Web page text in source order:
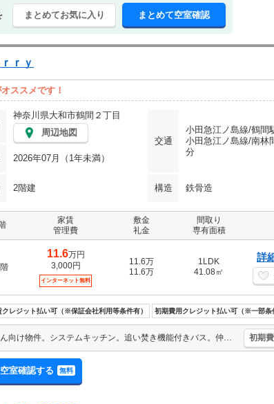
まとめてお気に入り まとめて空室確認
ｒｙ
ススメです！
神奈川県大和市鶴間２丁目
周辺地図
交通
小田急江ノ島線/鶴間
小田急江ノ島線/南林
分
2026年07月（1年未満）
2階建 構造 鉄骨造
家賃
管理費
敷金
礼金
間取り
専有面積
11.6万円
3,000円
インターネット無料
11.6万
11.6万
1LDK
41.08㎡
詳
クレジット払い可（※保証会社利用等条件有） 初期費用クレジット払い可（※一部条
人気の新築。人気の新婚さん向け物件。システムキッチン。追い焚き機能付きバス。仲介手数料家賃の0.55ヵ月分。経済的な都市ガス使用。この物件の鍵がありますので、すぐに内見が出来ます。浴室乾燥機付。 初期
空室確認する 無料